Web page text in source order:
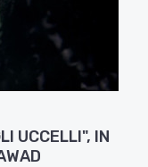
UCCELLI", IN